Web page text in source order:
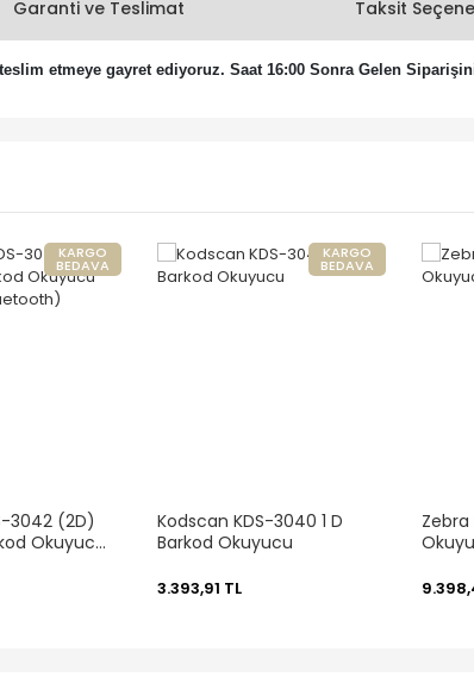
Garanti ve Teslimat Taksit
etmeye gayret ediyoruz. Saat 16:00 Sonra Gelen
KARGO
BEDAVA
3042 (2D)
Okuyucu
KARGO
BEDAVA
Kodscan KDS-3040 1 D
Barkod Okuyucu
3.393,91 TL
Zebra